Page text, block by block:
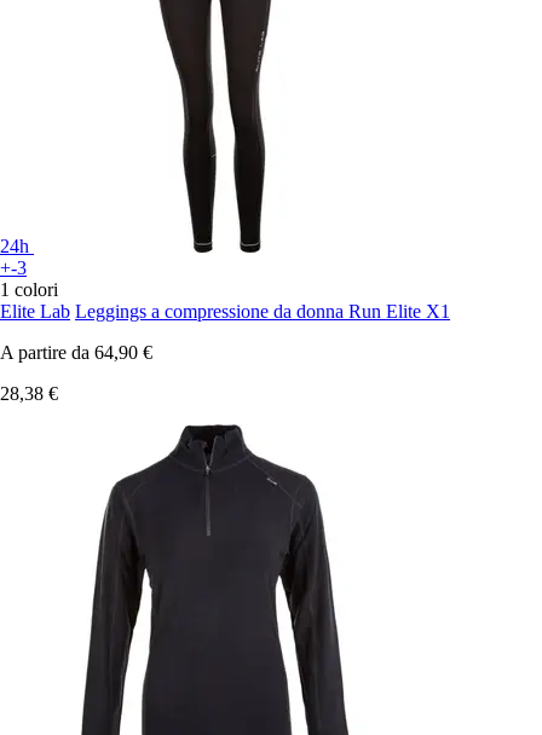
24h
+-3
1 colori
Elite Lab Leggings a compressione da donna Run Elite X1
A partire da 64,90 €
28,38 €